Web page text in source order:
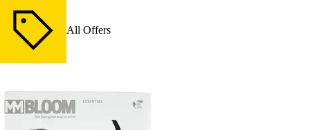
All Offers